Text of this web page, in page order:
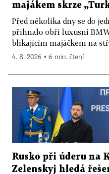
majákem skrze
Před několika dny se do
přihnalo obří luxusní
blikajícím majáčkem na
4. 8. 2026 ▪ 6 min. čtení
Rusko při úderu na
Zelenskyj hledá